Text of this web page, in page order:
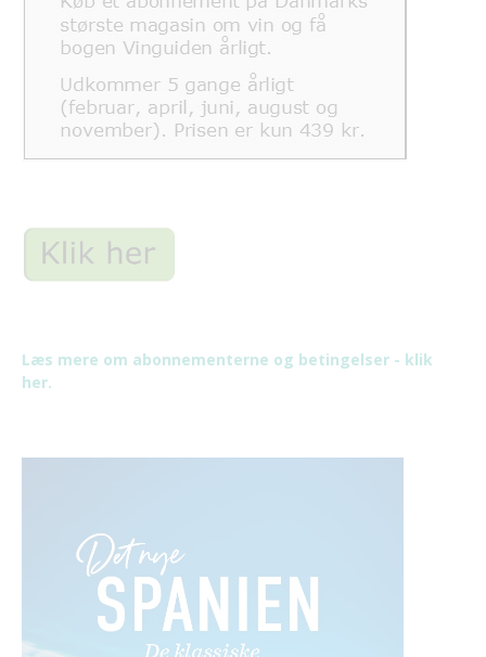
Læs mere om abonnementerne og betingelser - klik
her.